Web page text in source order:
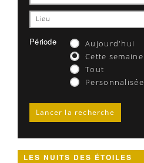
Période
Aujourd'hui
Cette semaine
Tout
Personnalisée
LES NUITS DES ÉTOILES